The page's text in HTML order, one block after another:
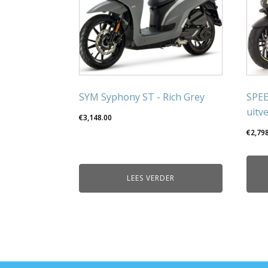
SYM Syphony ST - Rich Grey
€3,148.00
LEES VERDER
€